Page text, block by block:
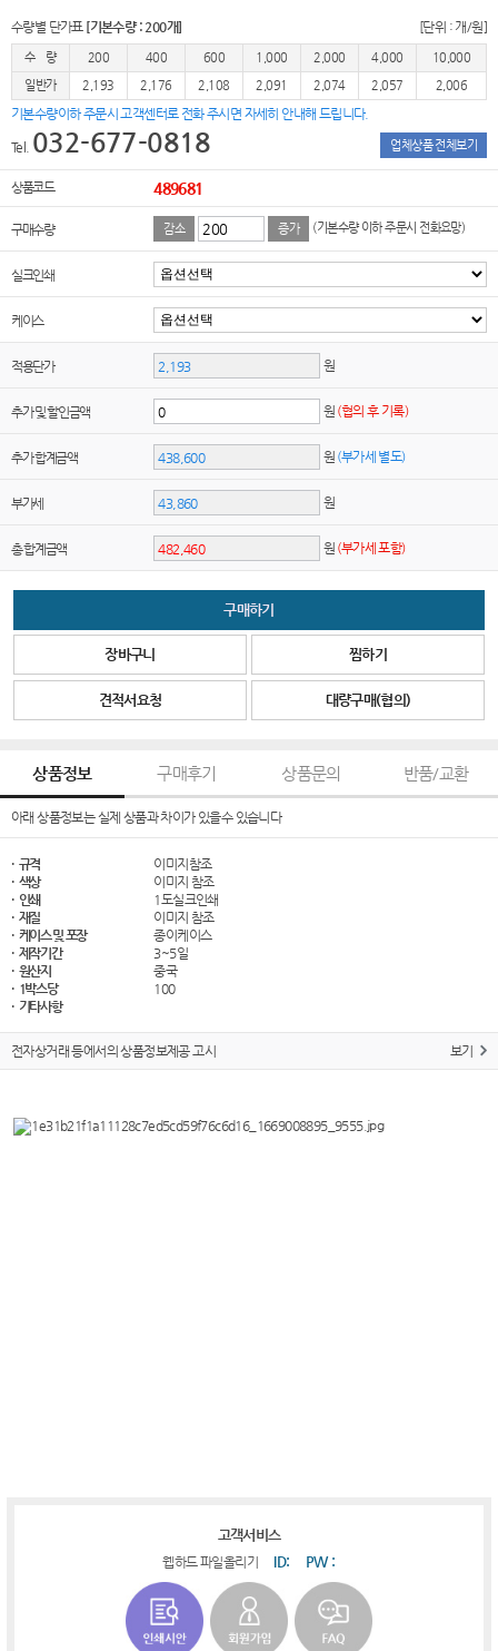
수량별 단가표 [기본수량 : 200개] [단위 : 개/원]
수 량 200 400 600 1,000 2,000 4,000
10,000
일반가
2,193 2,176 2,108 2,091 2,074 2,057 2,006
기본수량이하 주문시 고객센터로 전화 주시면 자세히 안내해 드립니다.
Tel. 032-677-0818 업체상품 전체보기
상품코드 489681
구매수량 감소 증가 (기본수량 이하 주문시 전화요망)
실크인쇄
케이스
적용단가 원
추가 및 할인금액 원 (협의 후 기록)
추가 합계금액 원 (부가세 별도)
부가세 원
총 합계금액 원 (부가세 포함)
구매하기
장바구니 찜하기
견적서요청 대량구매(협의)
상품정보 구매후기 상품문의 반품/교환
아래 상품정보는 실제 상품과 차이가 있을수 있습니다
· 규격
이미지참조
· 색상
이미지 참조
· 인쇄
1도실크인쇄
· 재질
이미지 참조
· 케이스 및 포장
종이케이스
· 제작기간
3~5일
· 원산지
중국
· 1박스당
100
· 기타사항
전자상거래 등에서의 상품정보제공 고시 보기
고객서비스
웹하드 파일올리기 ID: PW :